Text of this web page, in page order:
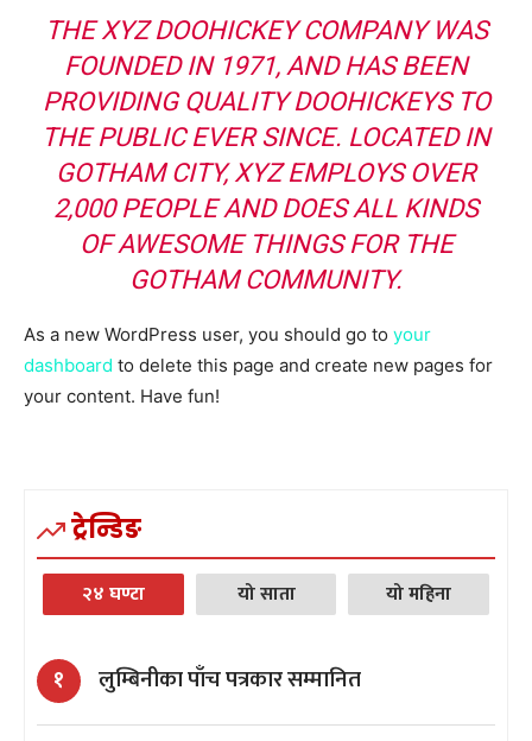
THE XYZ DOOHICKEY COMPANY WAS
FOUNDED IN 1971, AND HAS BEEN
PROVIDING QUALITY DOOHICKEYS TO
THE PUBLIC EVER SINCE. LOCATED IN
GOTHAM CITY, XYZ EMPLOYS OVER
2,000 PEOPLE AND DOES ALL KINDS
OF AWESOME THINGS FOR THE
GOTHAM COMMUNITY.
As a new WordPress user, you should go to your
dashboard to delete this page and create new pages for
your content. Have fun!
ट्रेन्डिङ
२४ घण्टा यो साता यो महिना
१ लुम्बिनीका पाँच पत्रकार सम्मानित